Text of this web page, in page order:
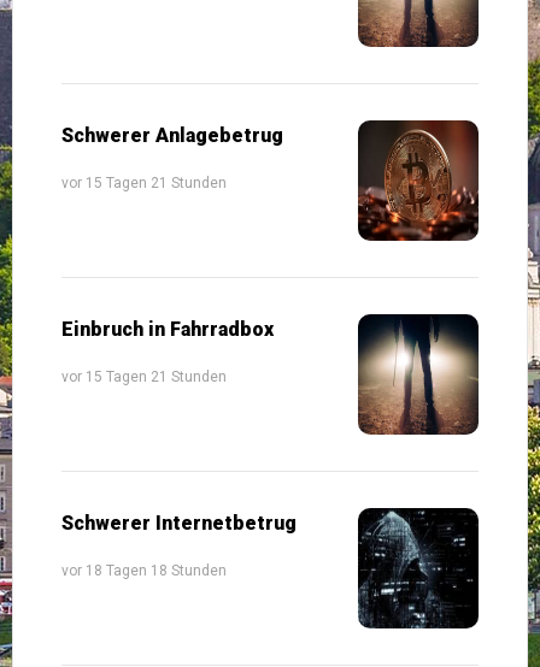
Schwerer Anlagebetrug
vor 15 Tagen 21 Stunden
Einbruch in Fahrradbox
vor 15 Tagen 21 Stunden
Schwerer Internetbetrug
vor 18 Tagen 18 Stunden